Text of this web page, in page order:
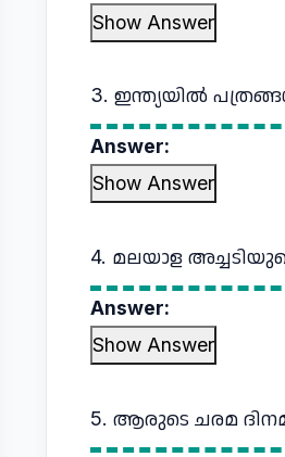
Show Answer
3. ഇന്ത്യയിൽ
Answer:
Show Answer
4. മലയാള
Answer:
Show Answer
5. ആരുടെ ചരമ